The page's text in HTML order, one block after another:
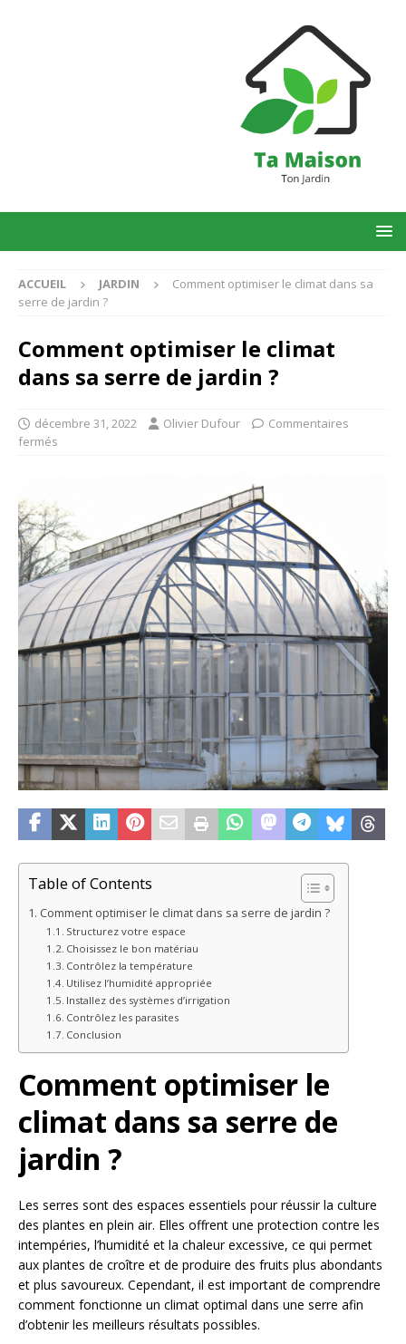
ACCUEIL JARDIN
Comment optimiser le climat dans sa
serre de jardin ?
Comment optimiser le climat
dans sa serre de jardin ?
décembre 31, 2022 Olivier Dufour
Commentaires
fermés
Table of Contents
Comment optimiser le climat dans sa serre de jardin ?
Structurez votre espace
Choisissez le bon matériau
Contrôlez la température
Utilisez l’humidité appropriée
Installez des systèmes d’irrigation
Contrôlez les parasites
Conclusion
Comment optimiser le
climat dans sa serre de
jardin ?
Les serres sont des espaces essentiels pour réussir la culture
des plantes en plein air. Elles offrent une protection contre les
intempéries, l’humidité et la chaleur excessive, ce qui permet
aux plantes de croître et de produire des fruits plus abondants
et plus savoureux. Cependant, il est important de comprendre
comment fonctionne un climat optimal dans une serre afin
d’obtenir les meilleurs résultats possibles.